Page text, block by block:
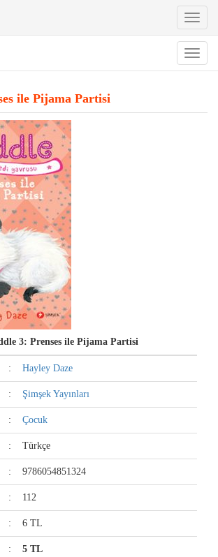
Toggle
Toggle
ile Pijama Partisi
3: Prenses ile Pijama Partisi
: Hayley Daze
: Şimşek Yayınları
: Çocuk
: Türkçe
: 9786054851324
: 112
: 6 TL
: 5 TL